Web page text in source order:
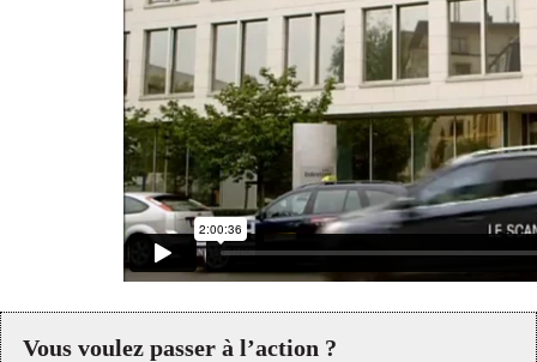
Boutique
Vous voulez passer à l’action ?